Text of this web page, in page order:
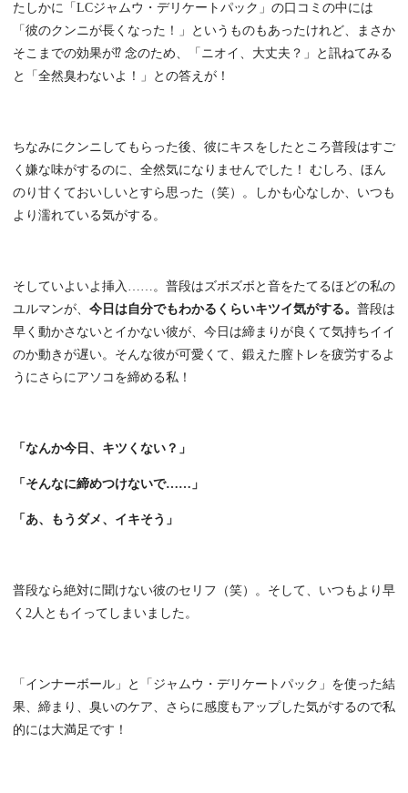
たしかに「LCジャムウ・デリケートパック」の口コミの中には
「彼のクンニが長くなった！」というものもあったけれど、まさか
そこまでの効果が⁉ 念のため、「ニオイ、大丈夫？」と訊ねてみる
と「全然臭わないよ！」との答えが！
ちなみにクンニしてもらった後、彼にキスをしたところ普段はすご
く嫌な味がするのに、全然気になりませんでした！ むしろ、ほん
のり甘くておいしいとすら思った（笑）。しかも心なしか、いつも
より濡れている気がする。
そしていよいよ挿入……。普段はズボズボと音をたてるほどの私の
ユルマンが、 今日は自分でもわかるくらいキツイ気がする。 普段は
早く動かさないとイかない彼が、今日は締まりが良くて気持ちイイ
のか動きが遅い。そんな彼が可愛くて、鍛えた膣トレを疲労するよ
うにさらにアソコを締める私！
「なんか今日、キツくない？」
「そんなに締めつけないで……」
「あ、もうダメ、イキそう」
普段なら絶対に聞けない彼のセリフ（笑）。そして、いつもより早
く2人ともイってしまいました。
「インナーボール」と「ジャムウ・デリケートパック」を使った結
果、締まり、臭いのケア、さらに感度もアップした気がするので私
的には大満足です！